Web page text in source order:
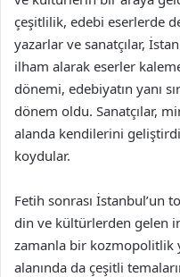
çeşitlilik, edebi eserlerde
yazarlar ve sanatçılar,
ilham alarak eserler
dönemi, edebiyatın yanı
dönem oldu. Sanatçılar,
alanda kendilerini
koydular.
Fetih sonrası İstanbul’un
din ve kültürlerden gelen
zamanla bir kozmopolitlik
alanında da çeşitli